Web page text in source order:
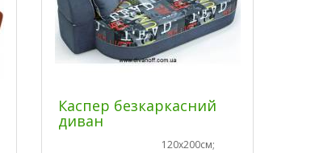
Каспер безкаркасний
диван
120х200см;